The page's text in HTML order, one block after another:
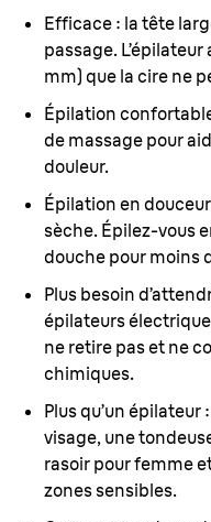
Efficace : la tête
passage.
mm) que la cire ne
Épilation
de massage pour
douleur.
Épilation en douceur
sèche. Épilez-vous
douche pour moins
Plus besoin
épilateurs
ne retire pas et ne
chimiques.
Plus qu’un épilateur :
visage, une
rasoir pour femme
zones sensibles.